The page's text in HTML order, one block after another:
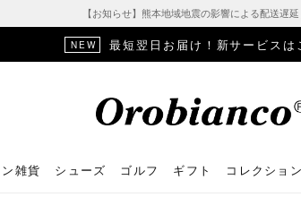
【お知らせ】熊本地域地震の影響による配送遅延
NEW 最短翌日お届け！新サービスは
雑貨 シューズ ゴルフ ギフト コレクション